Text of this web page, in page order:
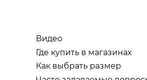
Видео
Где купить в магазинах
Как выбрать размер